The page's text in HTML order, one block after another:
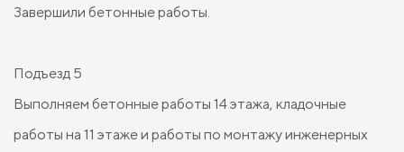
Завершили бетонные работы.
Подъезд 5
Выполняем бетонные работы 14 этажа, кладочные
работы на 11 этаже и работы по монтажу инженерных